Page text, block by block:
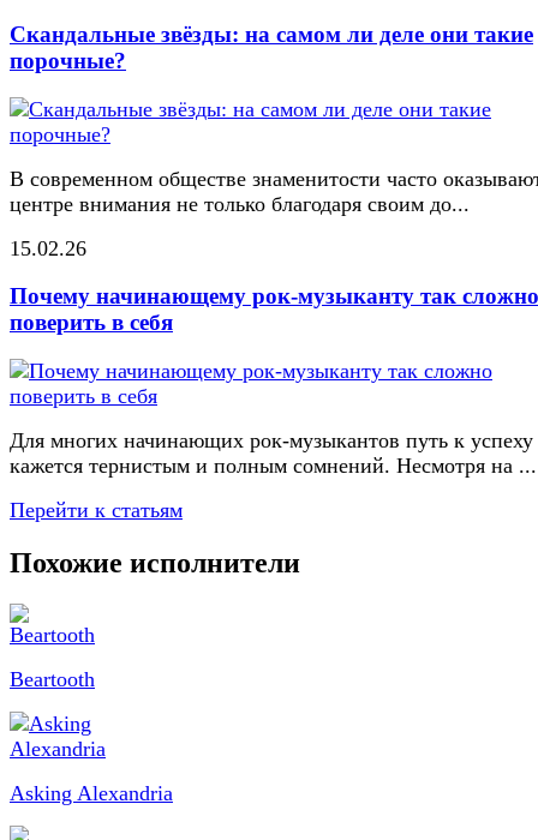
Скандальные звёзды: на самом ли деле они такие
порочные?
В современном обществе знаменитости часто
центре внимания не только благодаря своим до...
15.02.26
Почему начинающему рок-музыканту так сложно
поверить в себя
Для многих начинающих рок-музыкантов путь к успеху
кажется тернистым и полным сомнений. Несмотря на ...
Перейти к статьям
Похожие исполнители
Beartooth
Asking Alexandria